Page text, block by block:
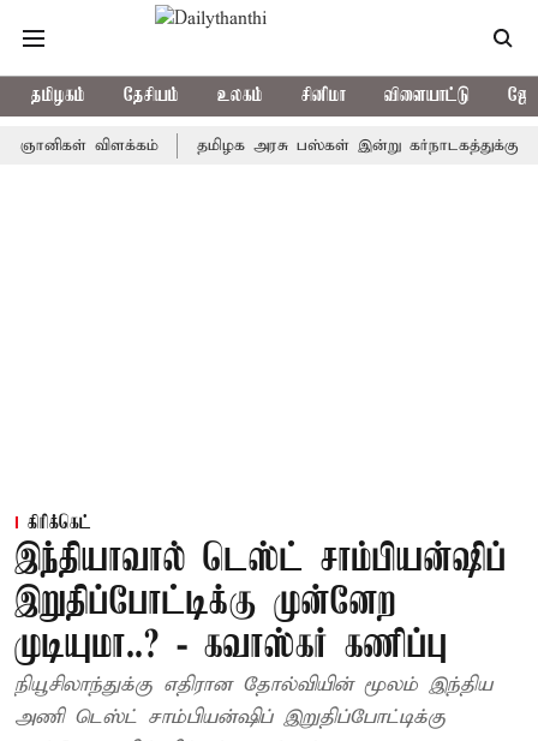
தமிழகம் தேசியம் உலகம் சினிமா விளையாட்டு
விளக்கம் தமிழக அரசு பஸ்கள் இன்று கர்நாடகத்துக்கு
கிரிக்கெட்
இந்தியாவால் டெஸ்ட் சாம்பியன்ஷிப்
இறுதிப்போட்டிக்கு முன்னேற
முடியுமா..? - கவாஸ்கர் கணிப்பு
நியூசிலாந்துக்கு எதிரான தோல்வியின் மூலம் இந்திய
அணி டெஸ்ட் சாம்பியன்ஷிப் இறுதிப்போட்டிக்கு